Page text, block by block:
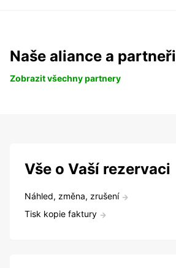
Naše aliance a partneři
Zobrazit všechny partnery
Vše o Vaší rezervaci
Náhled, změna, zrušení
Tisk kopie faktury